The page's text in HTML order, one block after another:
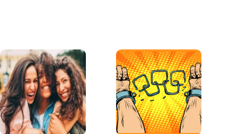
colère
moderne
est-
elle
différente
?